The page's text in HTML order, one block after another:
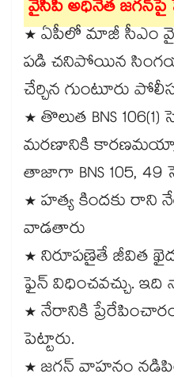
వైసీపీ అధినేత జగన్⁬పై
* ఏపీలో మాజీ సీఎం
పడి చనిపోయిన సింగయ్య
చేర్చిన గుంటూరు
* తొలుత BNS 106(1)
మరణానికి
తాజాగా BNS 105, 49
* హత్య కిందకు రాని
వాడతారు
* నిరూపణైతే జీవిత ఖైదు/
ఫైన్ విధించవచ్చు.
* నేరానికి
పెట్టారు.
* జగన్ వాహనం